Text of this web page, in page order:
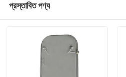
প্রস্তাবিত পণ্য